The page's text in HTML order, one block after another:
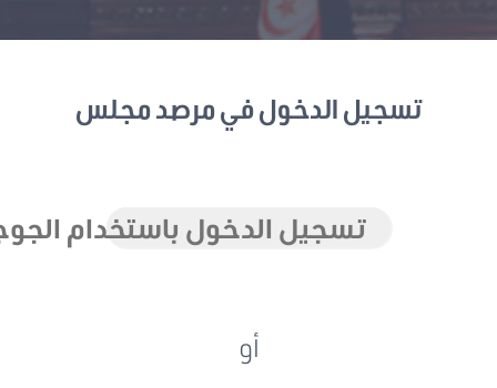
تسجيل الدخول في مرصد مجلس
تسجيل الدخول باستخدام الجوجل